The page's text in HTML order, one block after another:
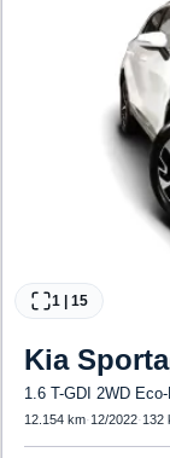
1 15
Kia
1.6 T-GDI 2WD
12.154 km· 12/2022· 132